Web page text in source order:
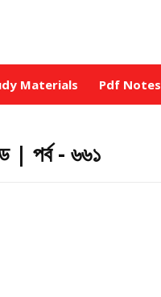
Materials Pdf Notes
| পর্ব - ৬৬১